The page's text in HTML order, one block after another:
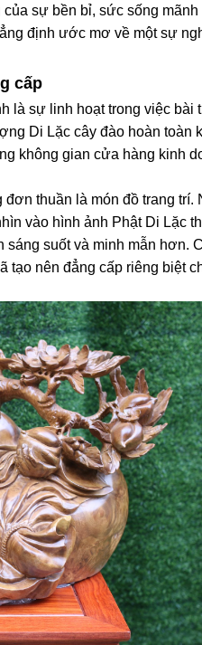
sự bền bỉ, sức sống
định ước mơ về một sự
cấp
là sự linh hoạt trong việc bài
Di Lặc cây đào hoàn toàn
không gian cửa hàng kinh
thuần là món đồ trang trí.
vào hình ảnh Phật Di Lặc
suốt và minh mẫn hơn.
tạo nên đẳng cấp riêng biệt